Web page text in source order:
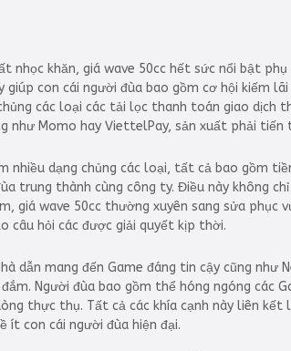
nhọc khăn, giá wave 50cc hết sức nổi bật
con cái người đùa bao gồm cơ hội kiếm
các loại các tải lọc thanh toán giao dịch
như Momo hay ViettelPay, sản xuất phải
nhiều dạng chủng các loại, tất cả bao gồm
trung thành cùng công ty. Điều này không
giá wave 50cc thường xuyên sang sửa
câu hỏi các được giải quyết kịp thời.
dẫn mang đến Game đáng tin cậy cũng
Người đùa bao gồm thể hóng ngóng các
thực thụ. Tất cả các khía cạnh này liên
ít con cái người đùa hiện đại.